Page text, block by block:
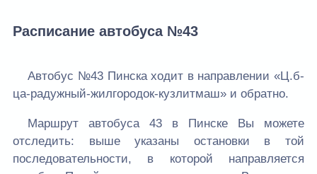
Расписание автобуса №43
Автобус №43 Пинска ходит в направлении «Ц.б-
ца-радужный-жилгородок-кузлитмаш» и обратно.
Маршрут автобуса 43 в Пинске Вы можете
отследить: выше указаны остановки в той
последовательности, в которой направляется